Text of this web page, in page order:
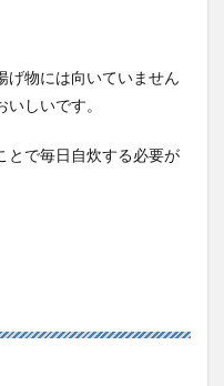
げ物には向いていません
しいです。
とで毎日自炊する必要が